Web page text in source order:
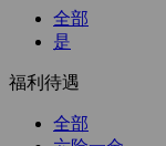
全部
是
福利待遇
全部